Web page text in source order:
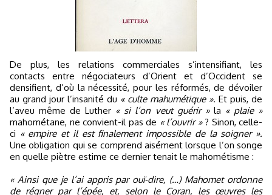
De plus, les relations commerciales s’intensifiant, les
contacts entre négociateurs d’Orient et d’Occident se
densifient, d’où la nécessité, pour les réformés, de dévoiler
au grand jour l’insanité du « culte mahumétique ». Et puis, de
l’aveu même de Luther « si l’on veut guérir »la « plaie »
mahométane, ne convient-il pas de « l’ouvrir »? Sinon, celle-
ci « empire et il est finalement impossible de la soigner ».
Une obligation qui se comprend aisément lorsque l’on songe
en quelle piètre estime ce dernier tenait le mahométisme :
« Ainsi que je l’ai appris par ouï-dire, (…) Mahomet ordonne
de régner par l’épée, et, selon le Coran, les œuvres les